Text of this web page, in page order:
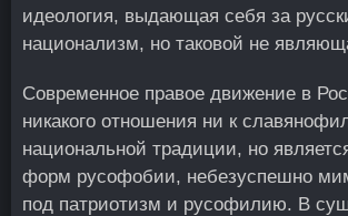
идеология, выдающая себя за
национализм, но таковой не
Современное правое движение в
никакого отношения ни к
национальной традиции, но
форм русофобии, небезуспешно
под патриотизм и русофилию. В